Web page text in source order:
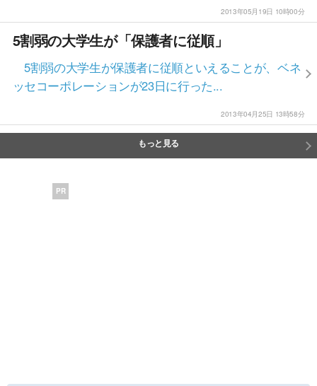
2013年05月19日 10時00分
5割弱の大学生が「保護者に従順」
5割弱の大学生が保護者に従順といえることが、ベネ
ッセコーポレーションが23日に行った...
2013年04月25日 13時58分
もっと見る
PR